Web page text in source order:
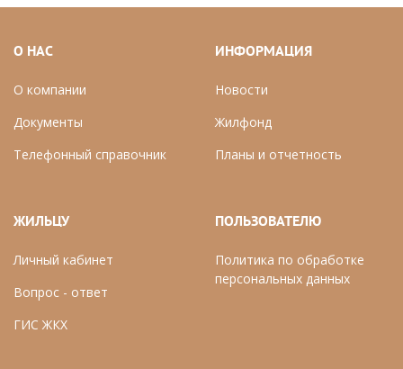
О НАС
О компании
Документы
Телефонный справочник
ИНФОРМАЦИЯ
Новости
Жилфонд
Планы и отчетность
ЖИЛЬЦУ
Личный кабинет
Вопрос - ответ
ГИС ЖКХ
ПОЛЬЗОВАТЕЛЮ
Политика по обработке
персональных данных